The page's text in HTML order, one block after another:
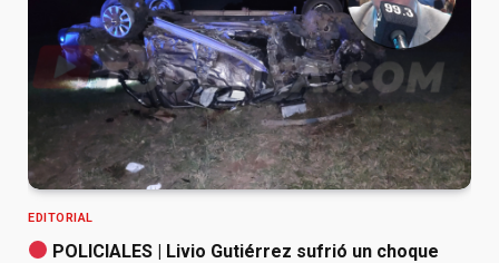
EDITORIAL
POLICIALES | Livio Gutiérrez sufrió un choque